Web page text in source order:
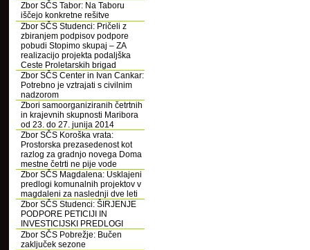
Zbor SČS Tabor: Na Taboru
iščejo konkretne rešitve
Zbor SČS Studenci: Pričeli z
zbiranjem podpisov podpore
pobudi Stopimo skupaj – ZA
realizacijo projekta podaljška
Ceste Proletarskih brigad
Zbor SČS Center in Ivan Cankar:
Potrebno je vztrajati s civilnim
nadzorom
Zbori samoorganiziranih četrtnih
in krajevnih skupnosti Maribora
od 23. do 27. junija 2014
Zbor SČS Koroška vrata:
Prostorska prezasedenost kot
razlog za gradnjo novega Doma
mestne četrti ne pije vode
Zbor SČS Magdalena: Usklajeni
predlogi komunalnih projektov v
magdaleni za naslednji dve leti
Zbor SČS Studenci: ŠIRJENJE
PODPORE PETICIJI IN
INVESTICIJSKI PREDLOGI
Zbor SČS Pobrežje: Bučen
zaključek sezone